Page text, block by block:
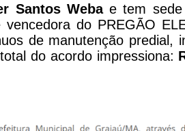
Santos Webae tem sede
do PREGÃO
de manutenção predial,
do acordo impressiona: